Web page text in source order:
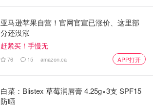
亚马逊苹果自营！官网官宣已涨价、这里部
分还没涨
赶紧买！手慢无
76 15 amazon.ca APP打开
白菜：Blistex 草莓润唇膏 4.25g×3支 SPF15
防晒